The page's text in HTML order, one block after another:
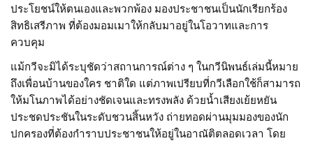
ประโยชน์ให้ตนเองและพวกพ้อง มองประชาชนเป็นนักเรียกร้อง
สิทธิเสรีภาพ ที่ต้องมอมเมาให้กลับมาอยู่ในโอวาทและการ
ควบคุม
แม้กวีจะมิได้ระบุชัดว่าสถานการณ์ต่าง ๆ ในกวีนิพนธ์เล่มนี้หมาย
ถึงเพื่อนบ้านของใคร ชาติใด แต่ภาพเปรียบที่กวีเลือกใช้ก็สามารถ
ให้มโนภาพได้อย่างชัดเจนและทรงพลัง ด้วยน้ำเสียงเย้ยหยัน
ประชดประชันในระดับชวนสิ้นหวัง ถ่ายทอดผ่านมุมมองของนัก
ปกครองที่ต้องกำราบประชาชนให้อยู่ในอาณัติตลอดเวลา โดย